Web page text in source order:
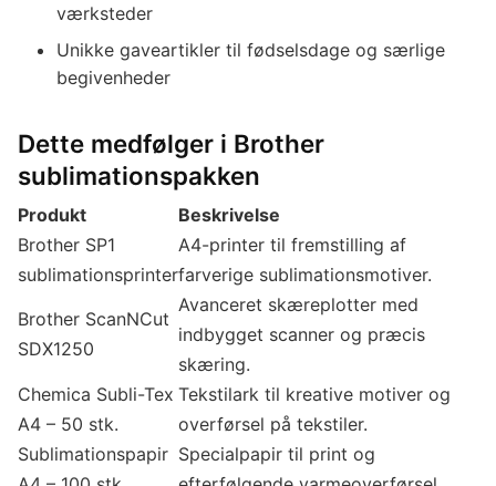
værksteder
Unikke gaveartikler til fødselsdage og særlige
begivenheder
Dette medfølger i Brother
sublimationspakken
Produkt
Beskrivelse
Brother SP1
sublimationsprinter
A4-printer til fremstilling af
farverige sublimationsmotiver.
Brother ScanNCut
SDX1250
Avanceret skæreplotter med
indbygget scanner og præcis
skæring.
Chemica Subli-Tex
A4 – 50 stk.
Tekstilark til kreative motiver og
overførsel på tekstiler.
Sublimationspapir Specialpapir til print og